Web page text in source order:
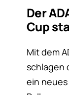
Der
Cup
Mit dem
schlagen
ein